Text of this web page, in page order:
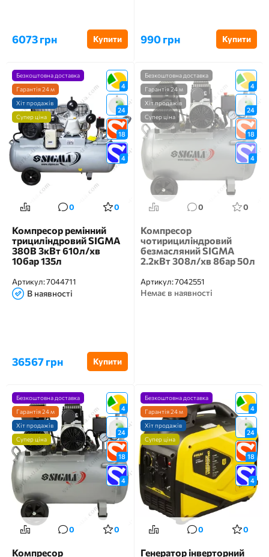
6073 грн Купити 990 грн Купити
4
24
18
4
Безкоштовна доставка
Гарантія 24 м
Хіт продажів
Супер ціна
0 0
Компресор ремінний
трициліндровий SIGMA
380В 3кВт 610л/хв
10бар 135л
Артикул:7044711
В наявності
36567 грн Купити
4
24
18
4
Безкоштовна доставка
Гарантія 24 м
Хіт продажів
Супер ціна
0 0
Компресор
чотирициліндровий
безмасляний SIGMA
2.2кВт 308л/хв 8бар 50л
Артикул:7042551
Немає в наявності
4
24
18
4
Безкоштовна доставка
Гарантія 24 м
Хіт продажів
Супер ціна
0 0
Компресор
4
24
18
4
Безкоштовна доставка
Гарантія 24 м
Хіт продажів
Супер ціна
0 0
Генератор інверторний